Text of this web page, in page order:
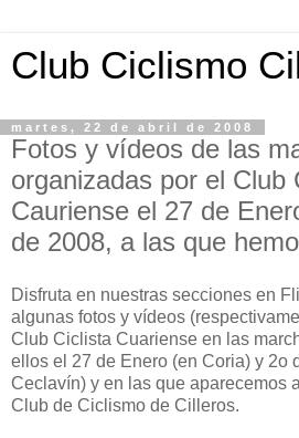
Club Ciclismo
martes, 22 de abril de 2008
Fotos y vídeos de las
organizadas por el Club
Cauriense el 27 de
de 2008, a las que
Disfruta en nuestras secciones en
algunas fotos y vídeos
Club Ciclista Cuariense en las
ellos el 27 de Enero (en Coria) y 2o
Ceclavín) y en las que aparecemos
Club de Ciclismo de Cilleros.